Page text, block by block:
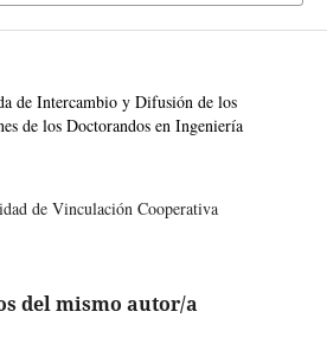
de Intercambio y Difusión de los
de los Doctorandos en Ingeniería
de Vinculación Cooperativa
del mismo autor/a